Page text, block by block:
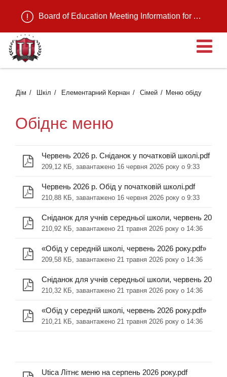
Board of Education Meeting Information for August 11, 2026
Дім Шкіл Елементарний Кернан Сімей Меню обіду
Обіднє меню
Червень 2026 р. Сніданок у початковій школі.pdf
209,12 КБ, завантажено 16 червня 2026 року о 9:33
Червень 2026 р. Обід у початковій школі.pdf
210,88 КБ, завантажено 16 червня 2026 року о 9:33
Сніданок для учнів середньої школи, червень 2026
210,92 КБ, завантажено 21 травня 2026 року о 14:36
«Обід у середній школі, червень 2026 року.pdf»
209,58 КБ, завантажено 21 травня 2026 року о 14:36
Сніданок для учнів середньої школи, червень 2026
210,32 КБ, завантажено 21 травня 2026 року о 14:36
«Обід у середній школі, червень 2026 року.pdf»
210,21 КБ, завантажено 21 травня 2026 року о 14:36
Utica Літнє меню на серпень 2026 року.pdf